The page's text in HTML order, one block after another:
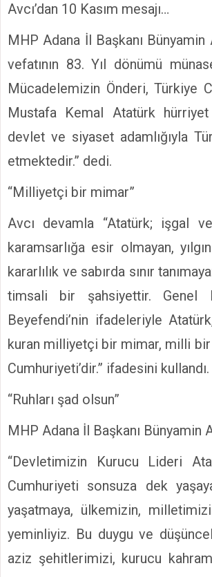
Avcı’dan 10 Kasım mesajı…
MHP Adana İl Başkanı
vefatının 83. Yıl dönümü
Mücadelemizin Önderi, Türkiye
Mustafa Kemal Atatürk
devlet ve siyaset adamlığıyla
etmektedir.” dedi.
“Milliyetçi bir mimar”
Avcı devamla “Atatürk; işgal
karamsarlığa esir olmayan,
kararlılık ve sabırda sınır
timsali bir şahsiyettir. Genel
Beyefendi’nin ifadeleriyle
kuran milliyetçi bir mimar, milli
Cumhuriyeti’dir.” ifadesini kullandı.
“Ruhları şad olsun”
MHP Adana İl Başkanı Bünyamin
“Devletimizin Kurucu Lideri
Cumhuriyeti sonsuza dek
yaşatmaya, ülkemizin,
yeminliyiz. Bu duygu ve
aziz şehitlerimizi, kurucu